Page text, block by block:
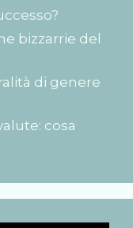
bizzarrie del
di genere
cosa